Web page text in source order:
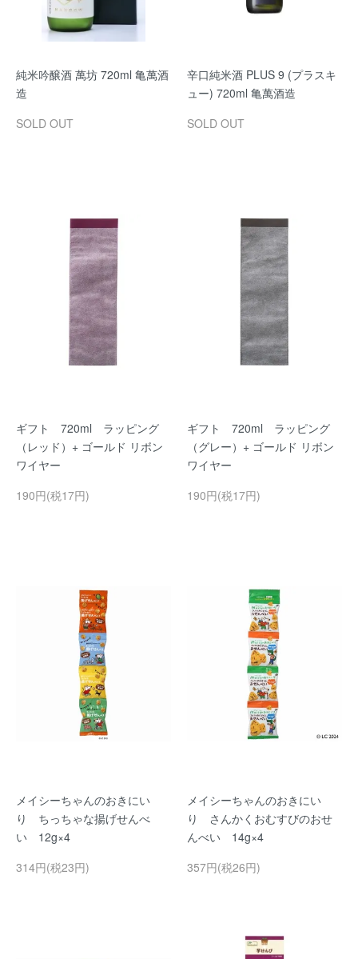
純米吟醸酒 萬坊 720ml 亀萬酒
造
SOLD OUT
辛口純米酒 PLUS 9 (プラスキ
ュー) 720ml 亀萬酒造
SOLD OUT
ギフト 720ml ラッピング
（レッド）+ ゴールド リボン
ワイヤー
190円(税17円)
ギフト 720ml ラッピング
（グレー）+ ゴールド リボン
ワイヤー
190円(税17円)
メイシーちゃんのおきにい
り ちっちゃな揚げせんべ
い 12g×4
314円(税23円)
メイシーちゃんのおきにい
り さんかくおむすびのおせ
んべい 14g×4
357円(税26円)